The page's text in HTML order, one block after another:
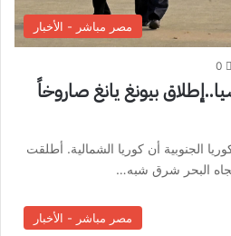
مصر مباشر - الأخبار
0
بيونغ يانغ صاروخاً
الجنوبية أن كوريا الشمالية. أطلقت
البحر شرق شبه…
مصر مباشر - الأخبار